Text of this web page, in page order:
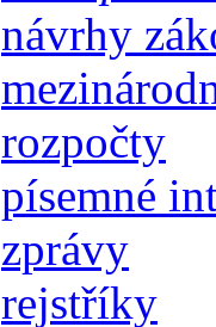
návrhy
rozpočty
písemné
zprávy
rejstříky